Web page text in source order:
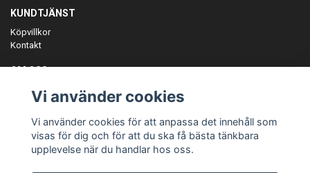
KUNDTJÄNST
Köpvillkor
Kontakt
OM OSS
ANMÄL DIG TILL VÅRT NYHETSBREV
Prenumerera
Vi använder cookies
Vi använder cookies för att anpassa det innehåll som
visas för dig och för att du ska få bästa tänkbara
upplevelse när du handlar hos oss.